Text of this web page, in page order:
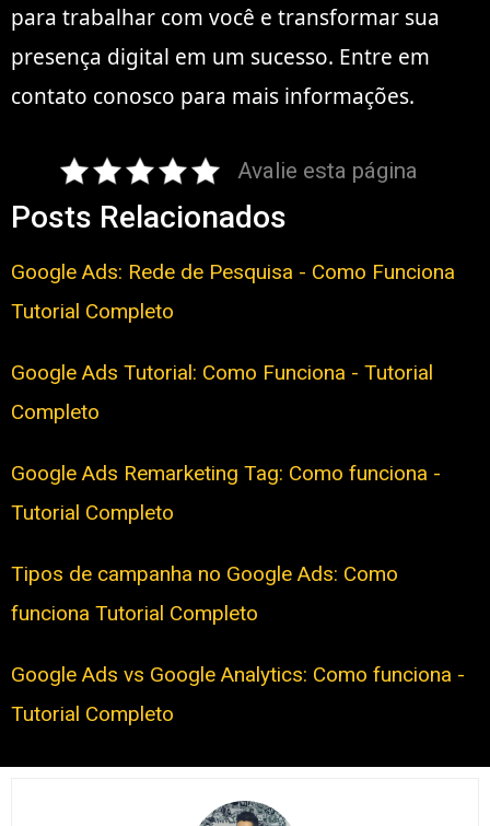
para trabalhar com você e transformar sua
presença digital em um sucesso. Entre em
contato conosco para mais informações.
Avalie esta página
Posts Relacionados
Google Ads: Rede de Pesquisa - Como Funciona
Tutorial Completo
Google Ads Tutorial: Como Funciona - Tutorial
Completo
Google Ads Remarketing Tag: Como funciona -
Tutorial Completo
Tipos de campanha no Google Ads: Como
funciona Tutorial Completo
Google Ads vs Google Analytics: Como funciona -
Tutorial Completo